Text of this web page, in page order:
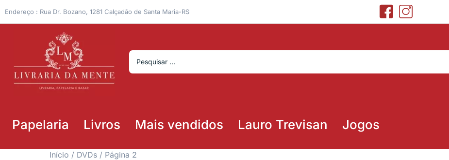
Endereço : Rua Dr. Bozano, 1281 Calçadão de Santa Maria-RS
Papelaria Livros Mais vendidos Lauro Trevisan Jogos
Início / DVDs / Página 2